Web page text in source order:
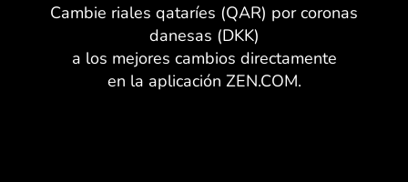
Cambie riales qataríes (QAR) por coronas
danesas (DKK)
a los mejores cambios directamente
en la aplicación ZEN.COM.